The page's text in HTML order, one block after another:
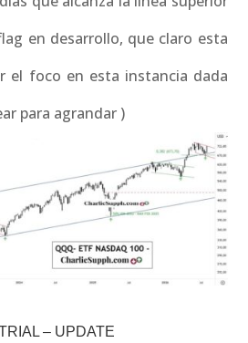
en desarrollo, que claro esta
el foco en esta instancia dada
para agrandar )
– UPDATE